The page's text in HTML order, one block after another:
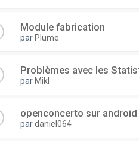
Module fabrication
par Plume
Problèmes avec les
par Mikl
openconcerto sur android
pardaniel064